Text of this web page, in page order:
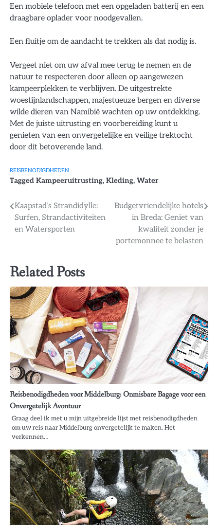
Een mobiele telefoon met een opgeladen batterij en een
draagbare oplader voor noodgevallen.
Een fluitje om de aandacht te trekken als dat nodig is.
Vergeet niet om uw afval mee terug te nemen en de
natuur te respecteren door alleen op aangewezen
kampeerplekken te verblijven. De uitgestrekte
woestijnlandschappen, majestueuze bergen en diverse
wilde dieren van Namibië wachten op uw ontdekking.
Met de juiste uitrusting en voorbereiding kunt u
genieten van een onvergetelijke en veilige trektocht
door dit betoverende land.
REISBENODIGDHEDEN
Tagged Kampeeruitrusting, Kleding, Water
Bericht
navigatie
Kaapstad’s Strandidylle:
Surfen, Strandactiviteiten
en Watersporten
Budgetvriendelijke hotels
in Breda: Geniet van
kwaliteit zonder je
portemonnee te belasten
Related Posts
Reisbenodigdheden voor Middelburg: Onmisbare Bagage voor een
Onvergetelijk Avontuur
Graag deel ik met u mijn uitgebreide lijst met reisbenodigdheden
om uw reis naar Middelburg onvergetelijk te maken. Het
verkennen…